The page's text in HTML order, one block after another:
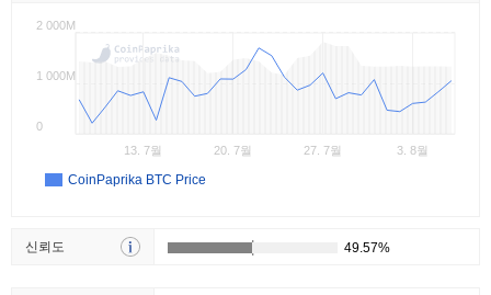
CoinPaprika BTC Price
13. 7월 20. 7월 27. 7월 3. 8월
0
1 000M
2 000M
신뢰도